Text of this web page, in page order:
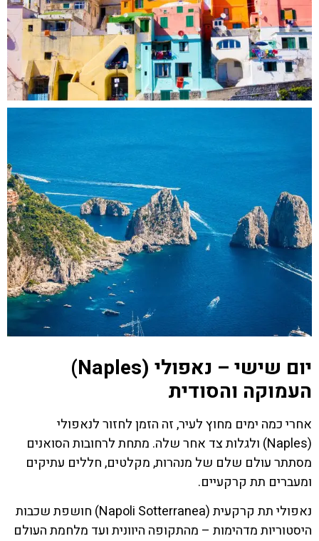
יום שישי – נאפולי (Naples)
העמוקה והסודית
אחרי כמה ימים מחוץ לעיר, זה הזמן לחזור לנאפולי
(Naples) ולגלות צד אחר שלה. מתחת לרחובות הסואנים
מסתתר עולם שלם של מנהרות, מקלטים, חללים עתיקים
ומעברים תת קרקעיים.
נאפולי תת קרקעית (Napoli Sotterranea) חושפת שכבות
היסטוריות מדהימות – מהתקופה היוונית ועד מלחמת העולם